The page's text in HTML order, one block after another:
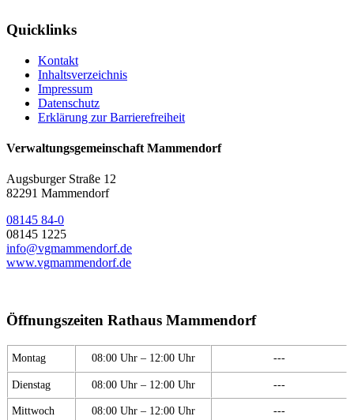
Quicklinks
Kontakt
Inhaltsverzeichnis
Impressum
Datenschutz
Erklärung zur Barrierefreiheit
Verwaltungsgemeinschaft Mammendorf
Augsburger Straße 12
82291 Mammendorf
08145 84-0
08145 1225
info@vgmammendorf.de
www.vgmammendorf.de
Öffnungszeiten Rathaus Mammendorf
Montag 08:00 Uhr – 12:00 Uhr ---
Dienstag 08:00 Uhr – 12:00 Uhr ---
Mittwoch 08:00 Uhr – 12:00 Uhr ---